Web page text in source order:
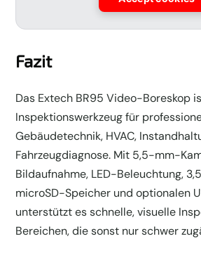
Fazit
Das Extech BR95 Video-Boreskop
Inspektionswerkzeug für
Gebäudetechnik, HVAC,
Fahrzeugdiagnose. Mit 5,5-mm-
Bildaufnahme, LED-Beleuchtung,
microSD-Speicher und optionalen
unterstützt es schnelle, visuelle
Bereichen, die sonst nur schwer